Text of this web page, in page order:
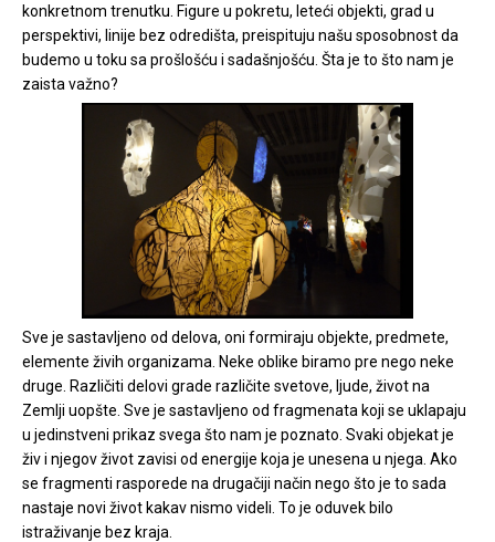
konkretnom trenutku. Figure u pokretu, leteći objekti, grad u
perspektivi, linije bez odredišta, preispituju našu sposobnost da
budemo u toku sa prošlošću i sadašnjošću. Šta je to što nam je
zaista važno?
Sve je sastavljeno od delova, oni formiraju objekte, predmete,
elemente živih organizama. Neke oblike biramo pre nego neke
druge. Različiti delovi grade različite svetove, ljude, život na
Zemlji uopšte. Sve je sastavljeno od fragmenata koji se uklapaju
u jedinstveni prikaz svega što nam je poznato. Svaki objekat je
živ i njegov život zavisi od energije koja je unesena u njega. Ako
se fragmenti rasporede na drugačiji način nego što je to sada
nastaje novi život kakav nismo videli. To je oduvek bilo
istraživanje bez kraja.